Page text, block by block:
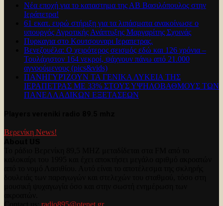
Νέα εποχή για το καταστημα της ΑΒ Βασιλόπουλος στην
Ιεράπετρα!
61 εκατ. ευρώ στήριξη για τα λιπάσματα ανακοίνωσε ο
υπουργός Αγροτικής Ανάπτυξης Μαργαρίτης Σχοινάς
Πυρκαγια στο Κουτσουναρι Ιεραπετρας.
Βενεζουέλα: Ο χειρότερος σεισμός εδώ και 126 χρόνια –
Τουλάχιστον 164 νεκροί, ψάχνουν πάνω από 21.000
αγνοούμενους (pics&vids)
ΠΑΝΗΓΥΡΊΖΟΥΝ ΤΑ ΓΕΝΙΚΑ ΛΥΚΕΙΑ ΤΗΣ
ΙΕΡΑΠΕΤΡΑΣ ΜΕ 33% ΣΤΟΥΣ ΥΨΗΛΟΒΑΘΜΟΥΣ ΤΩΝ
ΠΑΝΕΛΛΑΔΙΚΩΝ ΕΞΕΤΑΣΕΩΝ
Βερενίκη News!